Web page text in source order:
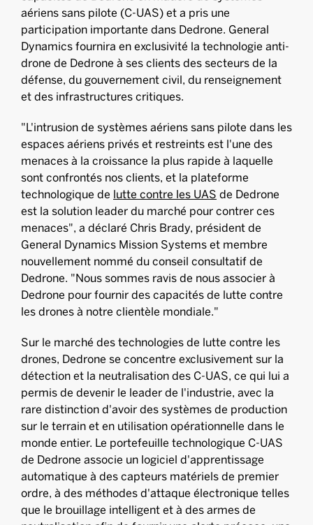
aériens sans pilote (C-UAS) et a pris une
participation importante dans Dedrone. General
Dynamics fournira en exclusivité la technologie anti-
drone de Dedrone à ses clients des secteurs de la
défense, du gouvernement civil, du renseignement
et des infrastructures critiques.
"L'intrusion de systèmes aériens sans pilote dans les
espaces aériens privés et restreints est l'une des
menaces à la croissance la plus rapide à laquelle
sont confrontés nos clients, et la plateforme
technologique de lutte contre les UAS de Dedrone
est la solution leader du marché pour contrer ces
menaces", a déclaré Chris Brady, président de
General Dynamics Mission Systems et membre
nouvellement nommé du conseil consultatif de
Dedrone. "Nous sommes ravis de nous associer à
Dedrone pour fournir des capacités de lutte contre
les drones à notre clientèle mondiale."
Sur le marché des technologies de lutte contre les
drones, Dedrone se concentre exclusivement sur la
détection et la neutralisation des C-UAS, ce qui lui a
permis de devenir le leader de l'industrie, avec la
rare distinction d'avoir des systèmes de production
sur le terrain et en utilisation opérationnelle dans le
monde entier. Le portefeuille technologique C-UAS
de Dedrone associe un logiciel d'apprentissage
automatique à des capteurs matériels de premier
ordre, à des méthodes d'attaque électronique telles
que le brouillage intelligent et à des armes de